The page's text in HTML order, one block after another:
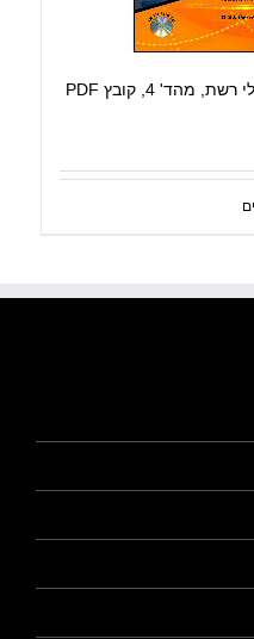
מדריך רשתות לטכנאי PC ולמנהלי רשת, מהד' 4, קובץ PDF